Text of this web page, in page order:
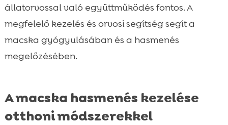
állatorvossal való együttműködés fontos. A
megfelelő kezelés és orvosi segítség segít a
macska gyógyulásában és a hasmenés
megelőzésében.
A macska hasmenés kezelése
otthoni módszerekkel